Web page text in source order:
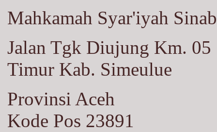
Mahkamah Syar'iyah
Jalan Tgk Diujung Km.
Timur Kab. Simeulue
Provinsi Aceh
Kode Pos 23891